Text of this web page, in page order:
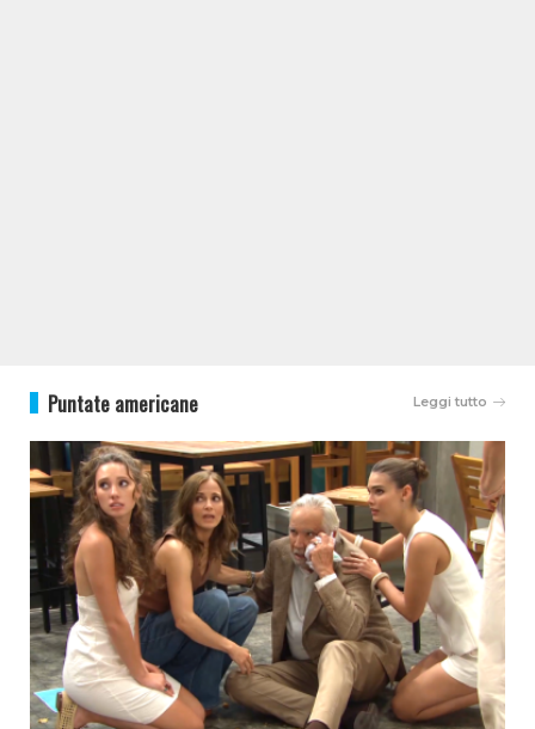
Puntate americane Leggi tutto